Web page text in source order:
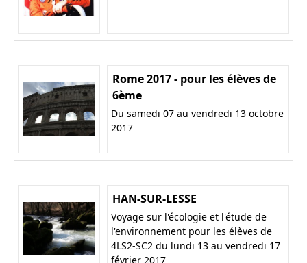
Rome 2017 - pour les élèves de
6ème
Du samedi 07 au vendredi 13 octobre
2017
HAN-SUR-LESSE
Voyage sur l'écologie et l'étude de
l'environnement pour les élèves de
4LS2-SC2 du lundi 13 au vendredi 17
février 2017